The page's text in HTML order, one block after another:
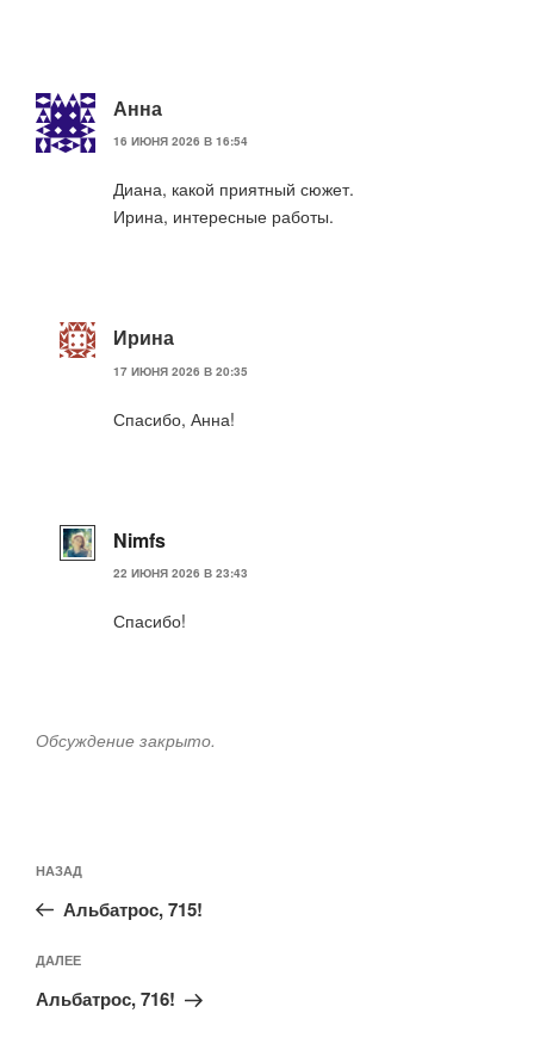
Анна
16 ИЮНЯ 2026 В 16:54
Диана, какой приятный сюжет.
Ирина, интересные работы.
Ирина
17 ИЮНЯ 2026 В 20:35
Спасибо, Анна!
Nimfs
22 ИЮНЯ 2026 В 23:43
Спасибо!
Обсуждение закрыто.
по
записям
Предыдущая
запись:
НАЗАД
Альбатрос, 715!
Следующая
запись
ДАЛЕЕ
Альбатрос, 716!